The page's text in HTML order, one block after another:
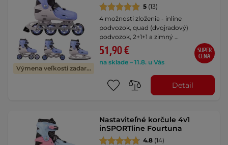
Výmena veľkosti zadarmo
5 (13)
4 možnosti zloženia - inline
podvozok, quad (dvojradový)
podvozok, 2+1+1 a zimný …
51,90 €
na sklade – 11.8. u Vás
SUPER
CENA
Detail
Nastaviteľné korčule 4v1
inSPORTline Fourtuna
4.8 (14)